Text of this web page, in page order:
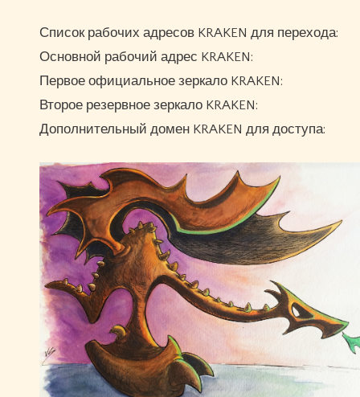
Список рабочих адресов KRAKEN для перехода:
Основной рабочий адрес KRAKEN:
Первое официальное зеркало KRAKEN:
Второе резервное зеркало KRAKEN:
Дополнительный домен KRAKEN для доступа: